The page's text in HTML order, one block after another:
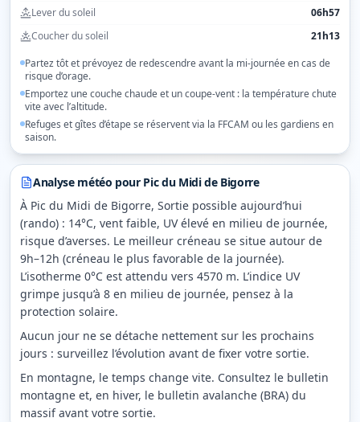
Lever du soleil
06h57
Coucher du soleil
21h13
Partez tôt et prévoyez de redescendre avant la mi-journée en cas de
risque d’orage.
Emportez une couche chaude et un coupe-vent : la température chute
vite avec l’altitude.
Refuges et gîtes d’étape se réservent via la FFCAM ou les gardiens en
saison.
Analyse météo pour Pic du Midi de Bigorre
À Pic du Midi de Bigorre, Sortie possible aujourd’hui
(rando) : 14°C, vent faible, UV élevé en milieu de journée,
risque d’averses. Le meilleur créneau se situe autour de
9h–12h (créneau le plus favorable de la journée).
L’isotherme 0°C est attendu vers 4570 m. L’indice UV
grimpe jusqu’à 8 en milieu de journée, pensez à la
protection solaire.
Aucun jour ne se détache nettement sur les prochains
jours : surveillez l’évolution avant de fixer votre sortie.
En montagne, le temps change vite. Consultez le bulletin
montagne et, en hiver, le bulletin avalanche (BRA) du
massif avant votre sortie.